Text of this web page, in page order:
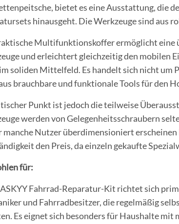
bietet es eine Ausstattung, die
hinausgeht. Die Werkzeuge sind aus
Multifunktionskoffer ermöglicht eine
und erleichtert gleichzeitig den mobilen
soliden Mittelfeld. Es handelt sich nicht um
brauchbare und funktionale Tools für den
Punkt ist jedoch die teilweise
werden von Gelegenheitsschraubern
manche Nutzer überdimensioniert
den Preis, da einzeln gekaufte
für:
Fahrrad-Reparatur-Kit richtet sich
und Fahrradbesitzer, die regelmäßig
Es eignet sich besonders für Haushalte mit